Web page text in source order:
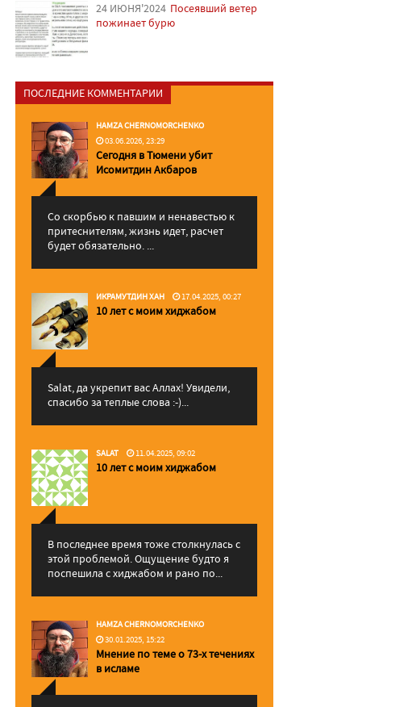
24 ИЮНЯ'2024 Посеявший ветер
пожинает бурю
ПОСЛЕДНИЕ КОММЕНТАРИИ
HAMZA CHERNOMORCHENKO
03.06.2026, 23:29
Сегодня в Тюмени убит
Исомитдин Акбаров
Со скорбью к павшим и ненавестью к
притеснителям, жизнь идет, расчет
будет обязательно. ...
ИКРАМУТДИН ХАН 17.04.2025, 00:27
10 лет с моим хиджабом
Salat, да укрепит вас Аллаx! Увидели,
спасибо за теплые слова :-)...
SALAT 11.04.2025, 09:02
10 лет с моим хиджабом
В последнее время тоже столкнулась с
этой проблемой. Ощущение будто я
поспешила с хиджабом и рано по...
HAMZA CHERNOMORCHENKO
30.01.2025, 15:22
Мнение по теме о 73-х течениях
в исламе